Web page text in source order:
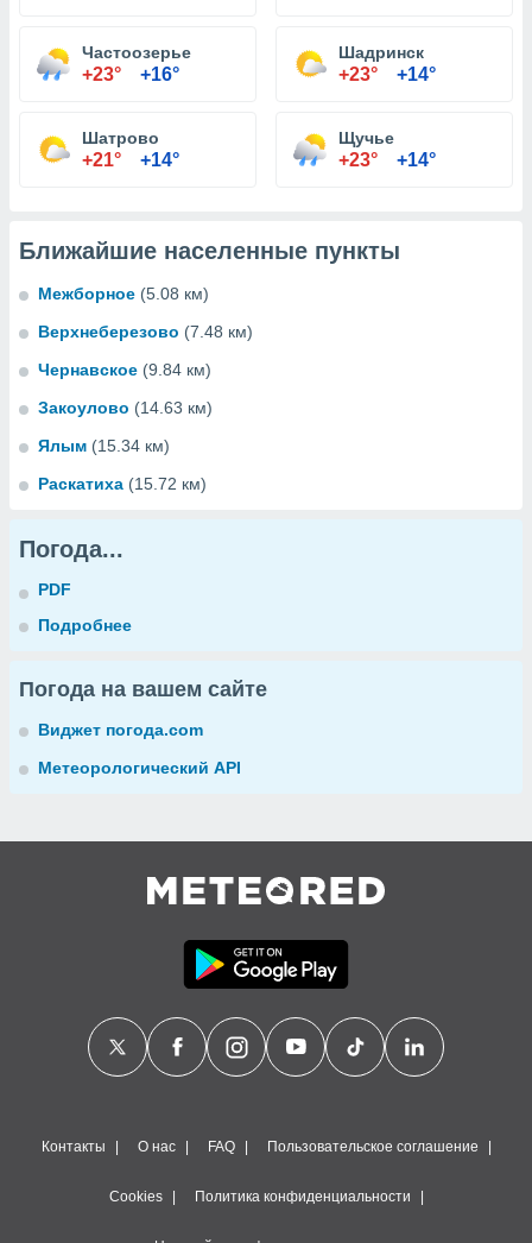
Частоозерье
+23° +16°
Шадринск
+23° +14°
Шатрово
+21° +14°
Щучье
+23° +14°
Ближайшие населенные пункты
Межборное (5.08 км)
Верхнеберезово (7.48 км)
Чернавское (9.84 км)
Закоулово (14.63 км)
Ялым (15.34 км)
Раскатиха (15.72 км)
Погода...
PDF
Подробнее
Погода на вашем сайте
Виджет погода.com
Метеорологический API
Контакты О нас FAQ Пользовательское соглашение
Cookies Политика конфиденциальности